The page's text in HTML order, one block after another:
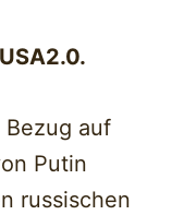
auf
Putin
russischen